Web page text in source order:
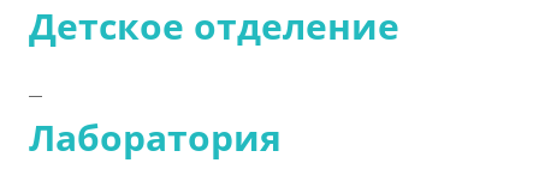
Детское отделение
Лаборатория